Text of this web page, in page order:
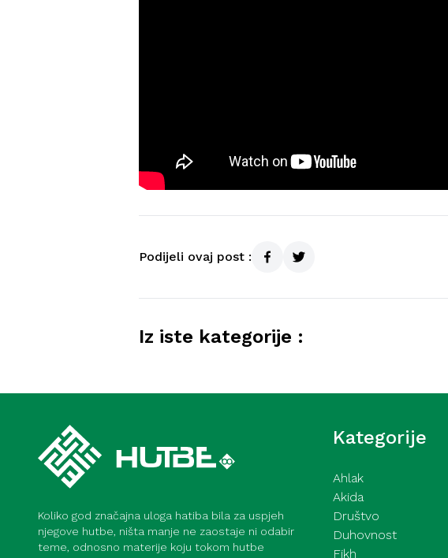
Podijeli ovaj post :
Iz iste kategorije :
Koliko god značajna uloga hatiba bila za uspjeh
njegove hutbe, ništa manje ne zaostaje ni odabir
teme, odnosno materije koju tokom hutbe
Kategorije
Ahlak
Akida
Društvo
Duhovnost
Fikh